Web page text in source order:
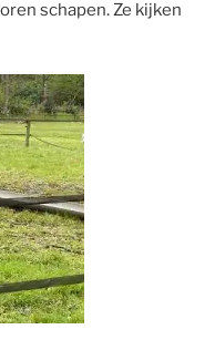
schapen. Ze kijken